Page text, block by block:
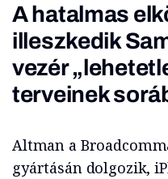
A hatalmas
illeszkedik
vezér
terveinek
Altman a
gyártásán dolgozik,